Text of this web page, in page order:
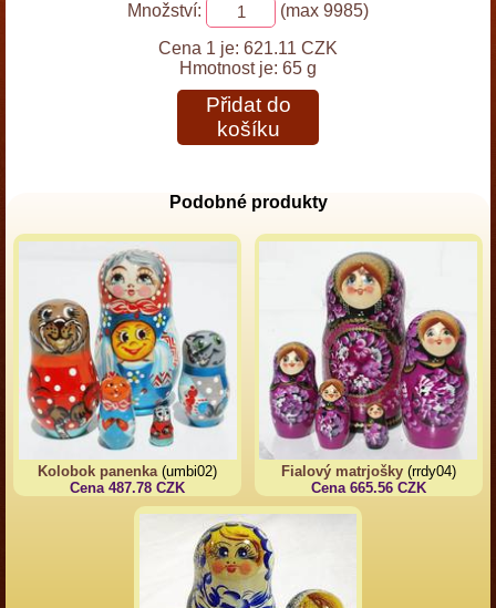
Množství:
(max 9985)
Cena 1 je: 621.11 CZK
Hmotnost je: 65 g
Přidat do
košíku
Podobné produkty
Kolobok panenka(umbi02)
Cena 487.78 CZK
Fialový matrjošky(rrdy04)
Cena 665.56 CZK